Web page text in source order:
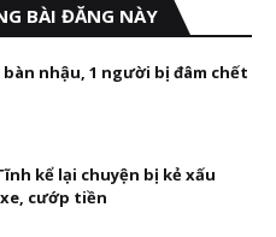
BÀI ĐĂNG NÀY
nhậu, 1 người bị đâm chết
kể lại chuyện bị kẻ xấu
cướp tiền